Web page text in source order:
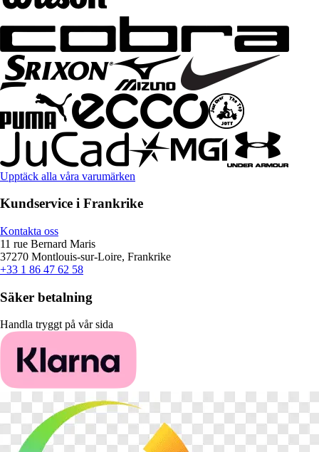
Upptäck alla våra varumärken
Kundservice i Frankrike
Kontakta oss
11 rue Bernard Maris
37270 Montlouis-sur-Loire, Frankrike
+33 1 86 47 62 58
Säker betalning
Handla tryggt på vår sida